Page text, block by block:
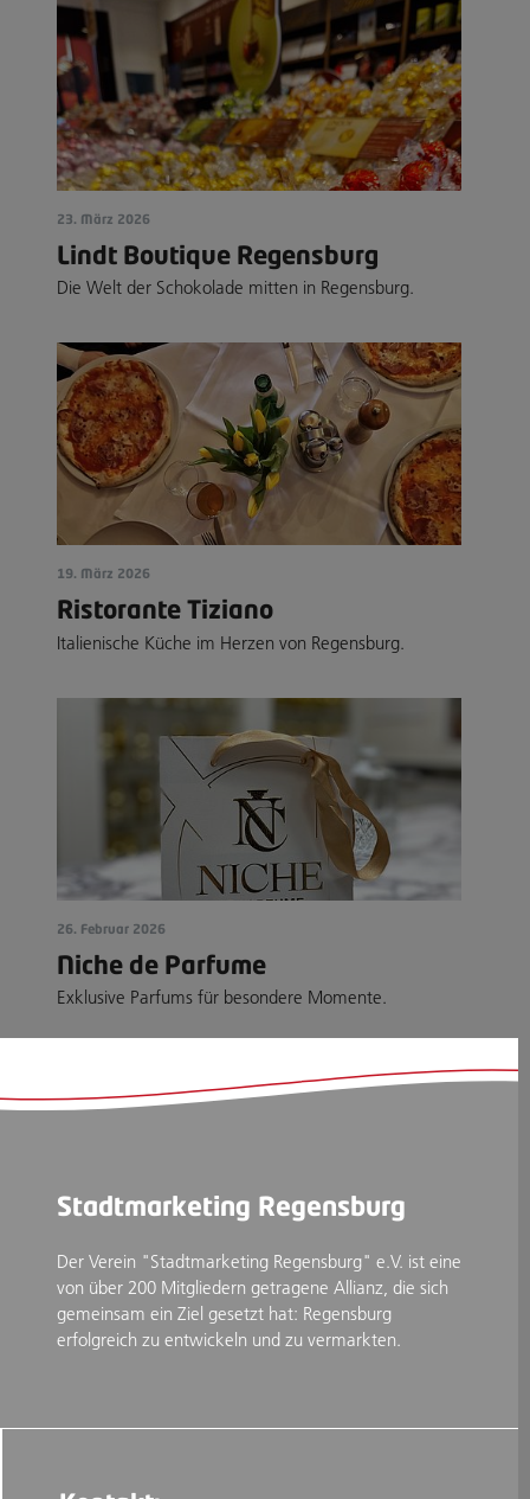
23. März 2026
Lindt Boutique Regensburg
Die Welt der Schokolade mitten in Regensburg.
19. März 2026
Ristorante Tiziano
Italienische Küche im Herzen von Regensburg.
26. Februar 2026
Niche de Parfume
Exklusive Parfums für besondere Momente.
Stadtmarketing Regensburg
Der Verein "Stadtmarketing Regensburg" e.V. ist eine
von über 200 Mitgliedern getragene Allianz, die sich
gemeinsam ein Ziel gesetzt hat: Regensburg
erfolgreich zu entwickeln und zu vermarkten.